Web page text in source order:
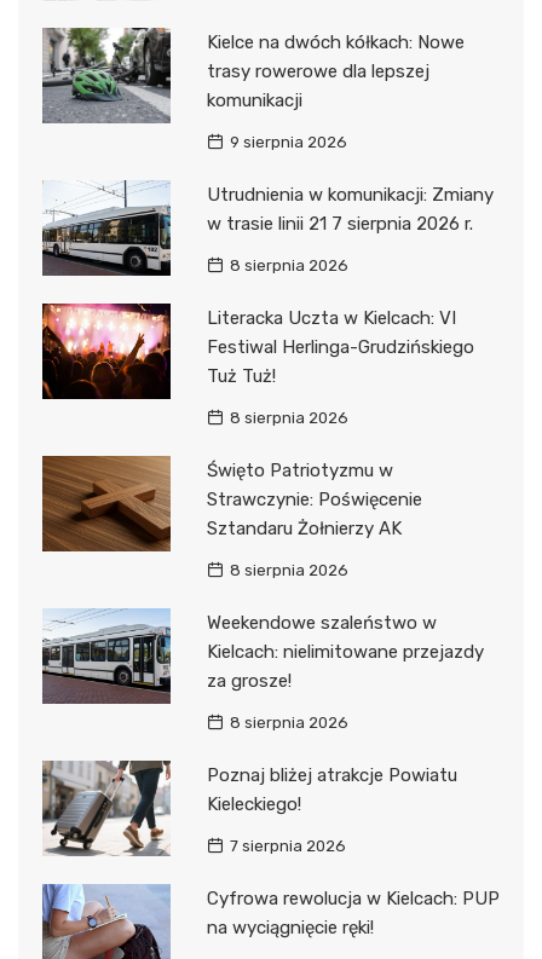
Kielce na dwóch kółkach: Nowe
trasy rowerowe dla lepszej
komunikacji
9 sierpnia 2026
Utrudnienia w komunikacji: Zmiany
w trasie linii 21 7 sierpnia 2026 r.
8 sierpnia 2026
Literacka Uczta w Kielcach: VI
Festiwal Herlinga-Grudzińskiego
Tuż Tuż!
8 sierpnia 2026
Święto Patriotyzmu w
Strawczynie: Poświęcenie
Sztandaru Żołnierzy AK
8 sierpnia 2026
Weekendowe szaleństwo w
Kielcach: nielimitowane przejazdy
za grosze!
8 sierpnia 2026
Poznaj bliżej atrakcje Powiatu
Kieleckiego!
7 sierpnia 2026
Cyfrowa rewolucja w Kielcach: PUP
na wyciągnięcie ręki!